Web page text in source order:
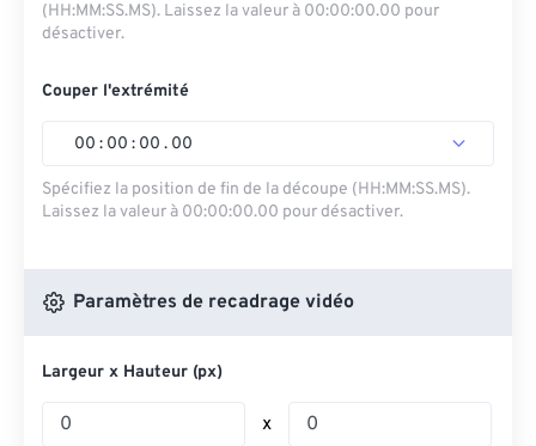
(HH:MM:SS.MS). Laissez la valeur à 00:00:00.00 pour
désactiver.
Couper l'extrémité
00 : 00 : 00 . 00
Spécifiez la position de fin de la découpe (HH:MM:SS.MS).
Laissez la valeur à 00:00:00.00 pour désactiver.
Paramètres de recadrage vidéo
Largeur x Hauteur (px)
x